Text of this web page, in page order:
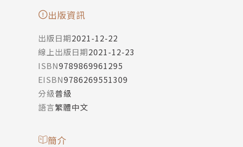
出版資訊
出版日期2021-12-22
線上出版日期2021-12-23
ISBN9789869961295
EISBN9786269551309
分級普級
語言繁體中文
簡介